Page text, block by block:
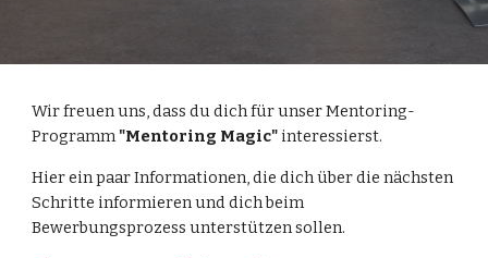
Wir freuen uns, dass du dich für unser Mentoring-
Programm "Mentoring Magic" interessierst.
Hier ein paar Informationen, die dich über die nächsten
Schritte informieren und dich beim
Bewerbungsprozess unterstützen sollen.